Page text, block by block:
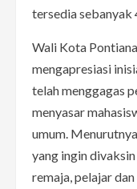
tersedia sebanyak
Wali Kota
mengapresiasi
telah menggagas
menyasar
umum.
yang ingin
remaja, pelajar